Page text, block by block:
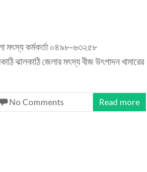
মৎস্য কর্মকর্তা ০৪৯৮-৬৩২৫৮
ঝালকাঠি জেলার মৎস্য বীজ উৎপাদন খামারের
No Comments Read more